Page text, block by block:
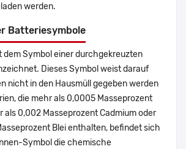
werden.
Batteriesymbole
dem Symbol einer durchgekreuzten
Dieses Symbol weist darauf
nicht in den Hausmüll gegeben werden
die mehr als 0,0005 Masseprozent
als 0,002 Masseprozent Cadmium oder
Blei enthalten, befindet sich
Symbol die chemische